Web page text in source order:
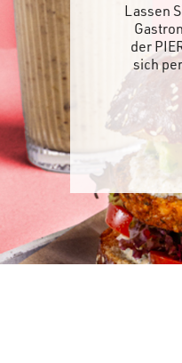
Lassen
der
sich